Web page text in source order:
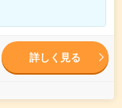
詳しく見る